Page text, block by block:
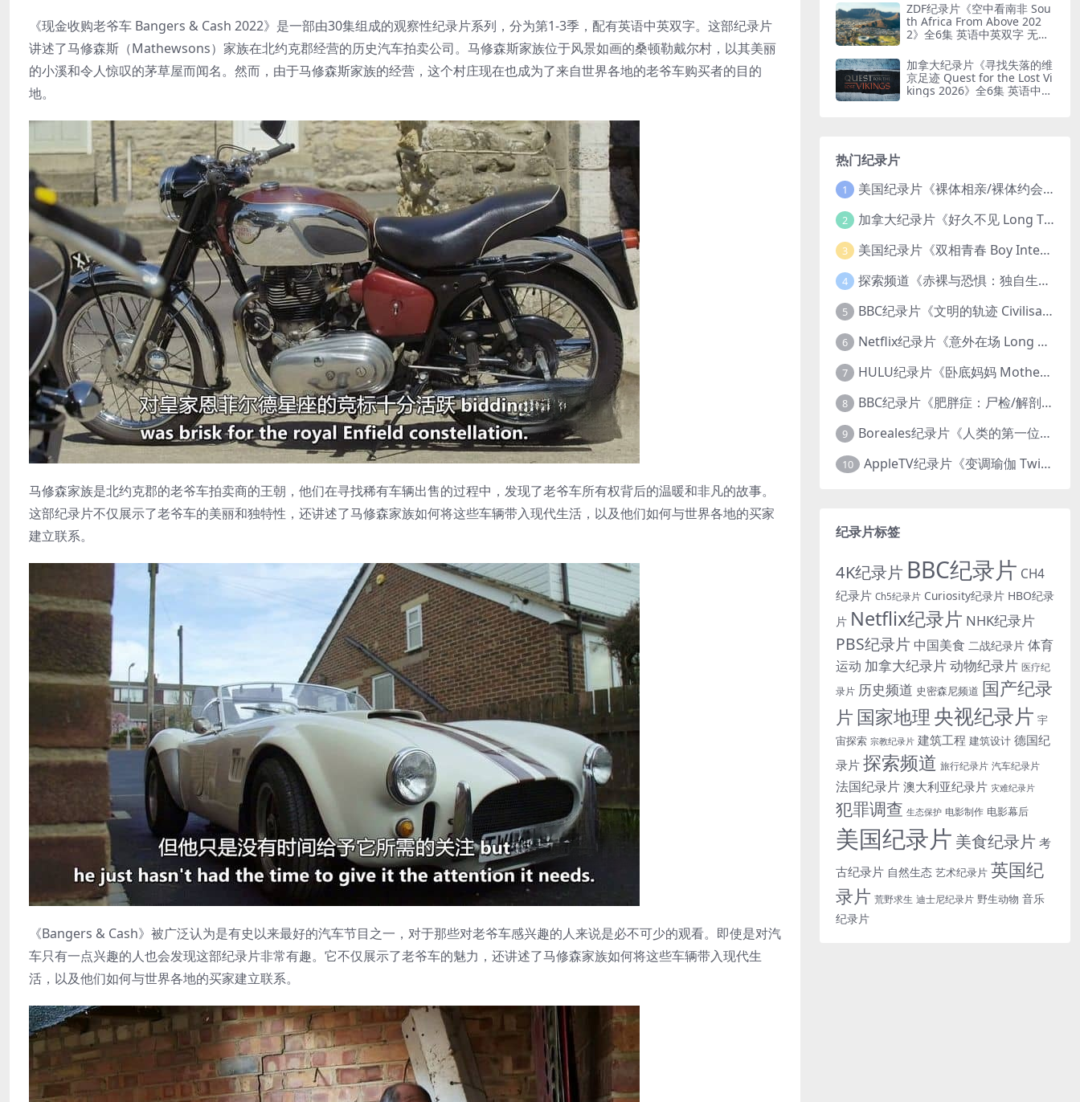
《现金收购老爷车 Bangers & Cash 2022》是一部由30集组成的观察性纪录片系列，分为第1-3季，配有英语中英双字。这部纪录片
讲述了马修森斯（Mathewsons）家族在北约克郡经营的历史汽车拍卖公司。马修森斯家族位于风景如画的桑顿勒戴尔村，以其美丽
的小溪和令人惊叹的茅草屋而闻名。然而，由于马修森斯家族的经营，这个村庄现在也成为了来自世界各地的老爷车购买者的目的
地。
马修森家族是北约克郡的老爷车拍卖商的王朝，他们在寻找稀有车辆出售的过程中，发现了老爷车所有权背后的温暖和非凡的故事。
这部纪录片不仅展示了老爷车的美丽和独特性，还讲述了马修森家族如何将这些车辆带入现代生活，以及他们如何与世界各地的买家
建立联系。
《Bangers & Cash》被广泛认为是有史以来最好的汽车节目之一，对于那些对老爷车感兴趣的人来说是必不可少的观看。即使是对汽
车只有一点兴趣的人也会发现这部纪录片非常有趣。它不仅展示了老爷车的魅力，还讲述了马修森家族如何将这些车辆带入现代生
活，以及他们如何与世界各地的买家建立联系。
ZDF纪录片《空中看南非 Sou
th Africa From Above 202
2》全6集 英语中英双字 无水
加拿大纪录片《寻找失落的维
京足迹 Quest for the Lost Vi
kings 2026》全6集 英语中英
热门纪录片
1 美国纪录片《裸体相亲/裸体约会 Dating Naked 2014-2016》第1-3季全33集 英语中英双字 无水印纯净版 1080P/MKV/85.6G 裸体相亲真人秀
2 加拿大纪录片《好久不见 Long Time Comin 1993》英语中英双字 官方纯净版 1080P/MKV/1G 女同性艺术家
3 美国纪录片《双相青春 Boy Interrupted 2009》英语中英双字 官方纯净版 1080P/MKV/1.43G 青少年躁郁症
4 探索频道《赤裸与恐惧：独自生存/赤裸荒野求生 Naked and Afraid: Solo 2023》第一季全8集 英语中英双字 官方纯净版 高码1080P/MKV/45.4G
5 BBC纪录片《文明的轨迹 Civilisations 1969》全13集 英语中英双字 高清收藏版 1080P/MKV/64.1G 西方艺术史话
6 Netflix纪录片《意外在场 Long Shot 2017》英语中字 720P/NKV/1.06GB 美国谋杀误判案件
7 HULU纪录片《卧底妈妈 Mother Undercover 2023》全4集 英语中英双字 官方纯净版 1080P/MKV/7.6G 拯救孩子
8 BBC纪录片《肥胖症：尸检/解剖肥胖 Obesity: The Post Mortem 2016》英语中英双字 无水印纯净版 1080P/MKV/1.03G
9 Boreales纪录片《人类的第一位动物朋友：人类和狗的神奇故事 Man’s First Friend 2018》英语中英双字 1080P/MP4/1.8G 狗的神奇故事
10 AppleTV纪录片《变调瑜伽 Twisted Yoga 2026》全3集 英语中英双字 无水印纯净版 1080P/MKV/10G 瑜伽大师背后的真相
纪录片标签
4K纪录片 BBC纪录片 CH4
纪录片 Ch5纪录片 Curiosity纪录片 HBO纪录
片 Netflix纪录片 NHK纪录片
PBS纪录片 中国美食 二战纪录片 体育
运动 加拿大纪录片动物纪录片 医疗纪
录片 历史频道 史密森尼频道 国产纪录
片 国家地理 央视纪录片 宇
宙探索 宗教纪录片 建筑工程 建筑设计 德国纪
录片 探索频道 旅行纪录片 汽车纪录片
法国纪录片 澳大利亚纪录片 灾难纪录片
犯罪调查 生态保护 电影制作 电影幕后
美国纪录片 美食纪录片考
古纪录片 自然生态 艺术纪录片 英国纪
录片 荒野求生 迪士尼纪录片 野生动物 音乐
纪录片